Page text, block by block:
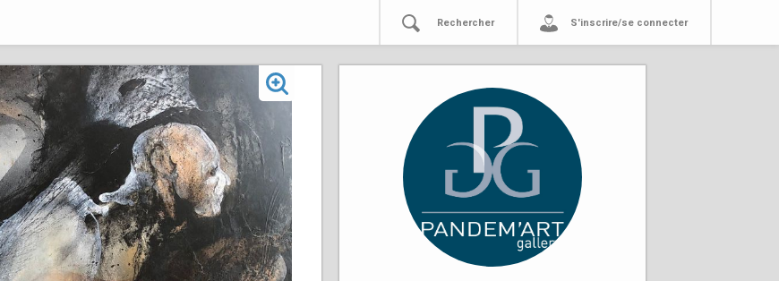
Rechercher S'inscrire/se connecter